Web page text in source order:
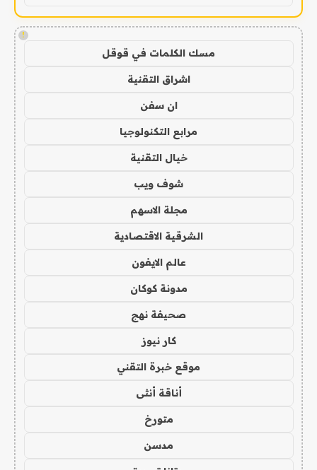
!
مسك الكلمات في قوقل
اشراق التقنية
ان سفن
مرابع التكنولوجيا
خيال التقنية
شوف ويب
مجلة الاسهم
الشرقية الاقتصادية
عالم الايفون
مدونة كوكان
صحيفة نهج
كار نيوز
موقع خبرة التقني
أناقة أنثى
متورخ
مدسن